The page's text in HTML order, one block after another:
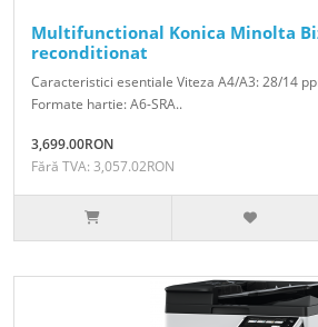
Multifunctional Konica Minolta
reconditionat
Caracteristici esentiale Viteza A4/A3: 28/14
Formate hartie: A6-SRA..
3,699.00RON
Fără TVA: 3,057.02RON